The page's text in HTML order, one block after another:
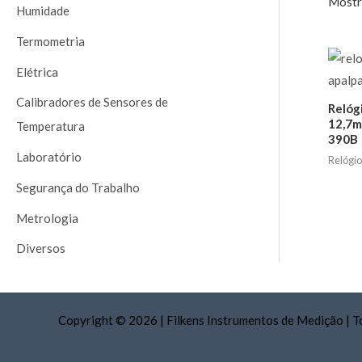
a
o
r
:
Humidade
Termometria
Elétrica
Calibradores de Sensores de
Temperatura
Laboratório
Segurança do Trabalho
Metrologia
Diversos
390B
Copyright © 2026 | Filkens Instrumentos de Medição |